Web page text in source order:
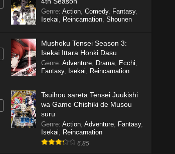
Genre: Action, Comedy, Fantasy,
Isekai, Reincarnation, Shounen
Mushoku Tensei Season 3:
Isekai Ittara Honki Dasu
Genre: Adventure, Drama, Ecchi,
Fantasy, Isekai, Reincarnation
Tsuihou sareta Tensei Juukishi
wa Game Chishiki de Musou
suru
Genre: Action, Adventure, Fantasy,
Isekai, Reincarnation
6.85